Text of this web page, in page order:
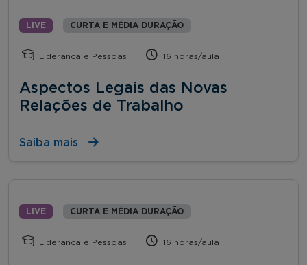
LIVE CURTA E MÉDIA DURAÇÃO
Liderança e Pessoas 16 horas/aula
Aspectos Legais das Novas
Relações de Trabalho
Saiba mais
LIVE CURTA E MÉDIA DURAÇÃO
Liderança e Pessoas 16 horas/aula